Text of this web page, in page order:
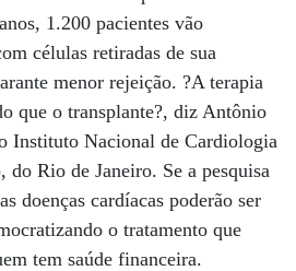
1.200 pacientes vão
células retiradas de sua
menor rejeição. ?A terapia
que o transplante?, diz Antônio
Instituto Nacional de Cardiologia
Rio de Janeiro. Se a pesquisa
doenças cardíacas poderão ser
o tratamento que
tem saúde financeira.